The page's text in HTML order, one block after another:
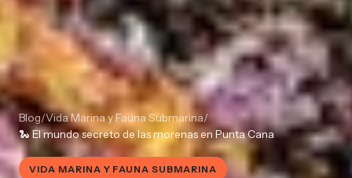
Blog/Vida Marina y Fauna Submarina/
🐍 El mundo secreto de las morenas en Punta Cana
VIDA MARINA Y FAUNA SUBMARINA